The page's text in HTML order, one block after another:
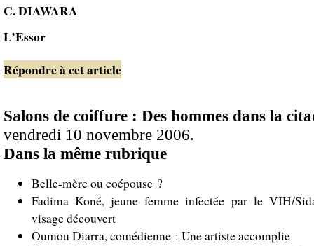
C. DIAWARA
L’Essor
Répondre à cet article
Salons de coiffure : Des hommes dans la
vendredi 10 novembre 2006.
Dans la même rubrique
Belle-mère ou coépouse ?
Fadima Koné, jeune femme infectée par le VIH/
visage découvert
Oumou Diarra, comédienne : Une artiste accomplie